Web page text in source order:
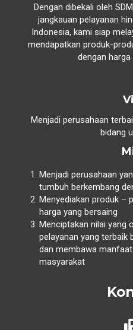
Dengan dibekali oleh
jangkauan pelayanan
Indonesia, kami siap
mendapatkan produk-
dengan
Menjadi perusahaan
bidang
Menjadi perusahaan
tumbuh berkembang
Menyediakan produk –
harga yang bersaing
Menciptakan nilai yang
pelayanan yang terbaik
dan membawa
masyarakat